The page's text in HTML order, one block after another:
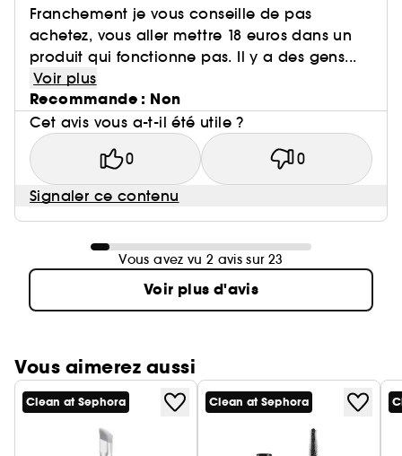
Franchement je vous conseille de pas
achetez, vous aller mettre 18 euros dans un
produit qui fonctionne pas. Il y a des gens...
Voir plus
Recommande : Non
Cet avis vous a-t-il été utile ?
0 0
Signaler ce contenu
Vous avez vu 2 avis sur 23
Voir plus d'avis
Vous aimerez aussi
Clean at Sephora Clean at Sephora